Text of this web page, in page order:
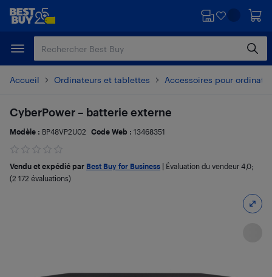
Passer
principal
Passer
Accueil Ordinateurs et tablettes Accessoires pour
CyberPower – batterie externe
Modèle : BP48VP2U02 Code Web : 13468351
Vendu et expédié par Best Buy for Business Évaluation du vendeur 4,0;
(2 172 évaluations)